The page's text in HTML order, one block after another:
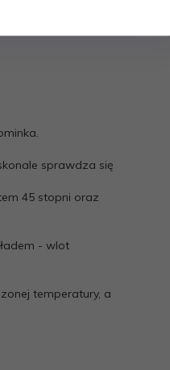
sprawdza się
45 stopni oraz
- wlot
temperatury, a